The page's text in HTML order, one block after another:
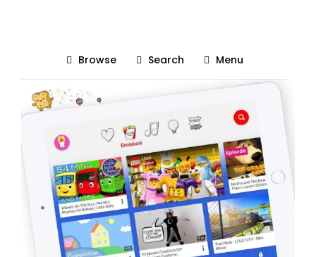
Browse Search Menu